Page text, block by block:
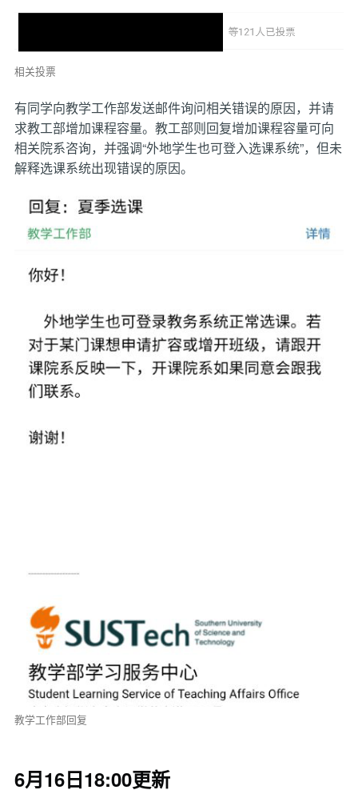
相关投票
有同学向教学工作部发送邮件询问相关错误的原因，并请
求教工部增加课程容量。教工部则回复增加课程容量可向
相关院系咨询，并强调“外地学生也可登入选课系统”，但未
解释选课系统出现错误的原因。
教学工作部回复
6月16日18:00更新